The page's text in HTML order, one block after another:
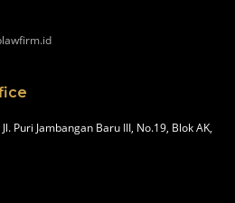
Puri Jambangan Baru III, No.19, Blok AK,